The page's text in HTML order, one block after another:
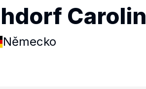
Carolin
Německo